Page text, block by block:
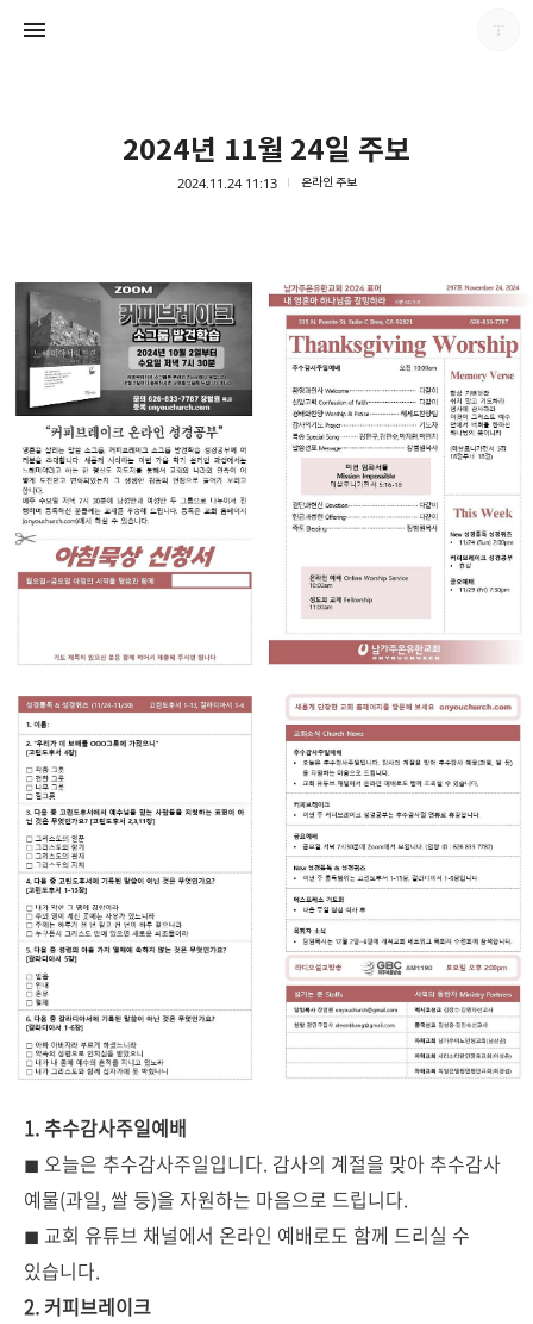
2024년 11월 24일 주보
2024.11.24 11:13 온라인 주보
1. 추수감사주일예배
◼ 오늘은 추수감사주일입니다. 감사의 계절을 맞아 추수감사
예물(과일, 쌀 등)을 자원하는 마음으로 드립니다.
◼ 교회 유튜브 채널에서 온라인 예배로도 함께 드리실 수
있습니다.
2. 커피브레이크
남가주온유한교회